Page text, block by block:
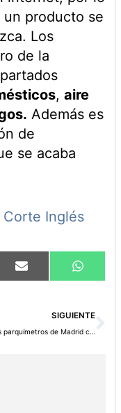
producto se
Los
de la
, aire
Además es
de
se acaba
Inglés
Compartir
en
Email
en
SIGUIENTE
El lunes los parquímetros de Madrid costarán más. ¡Acuérdense del ticket!